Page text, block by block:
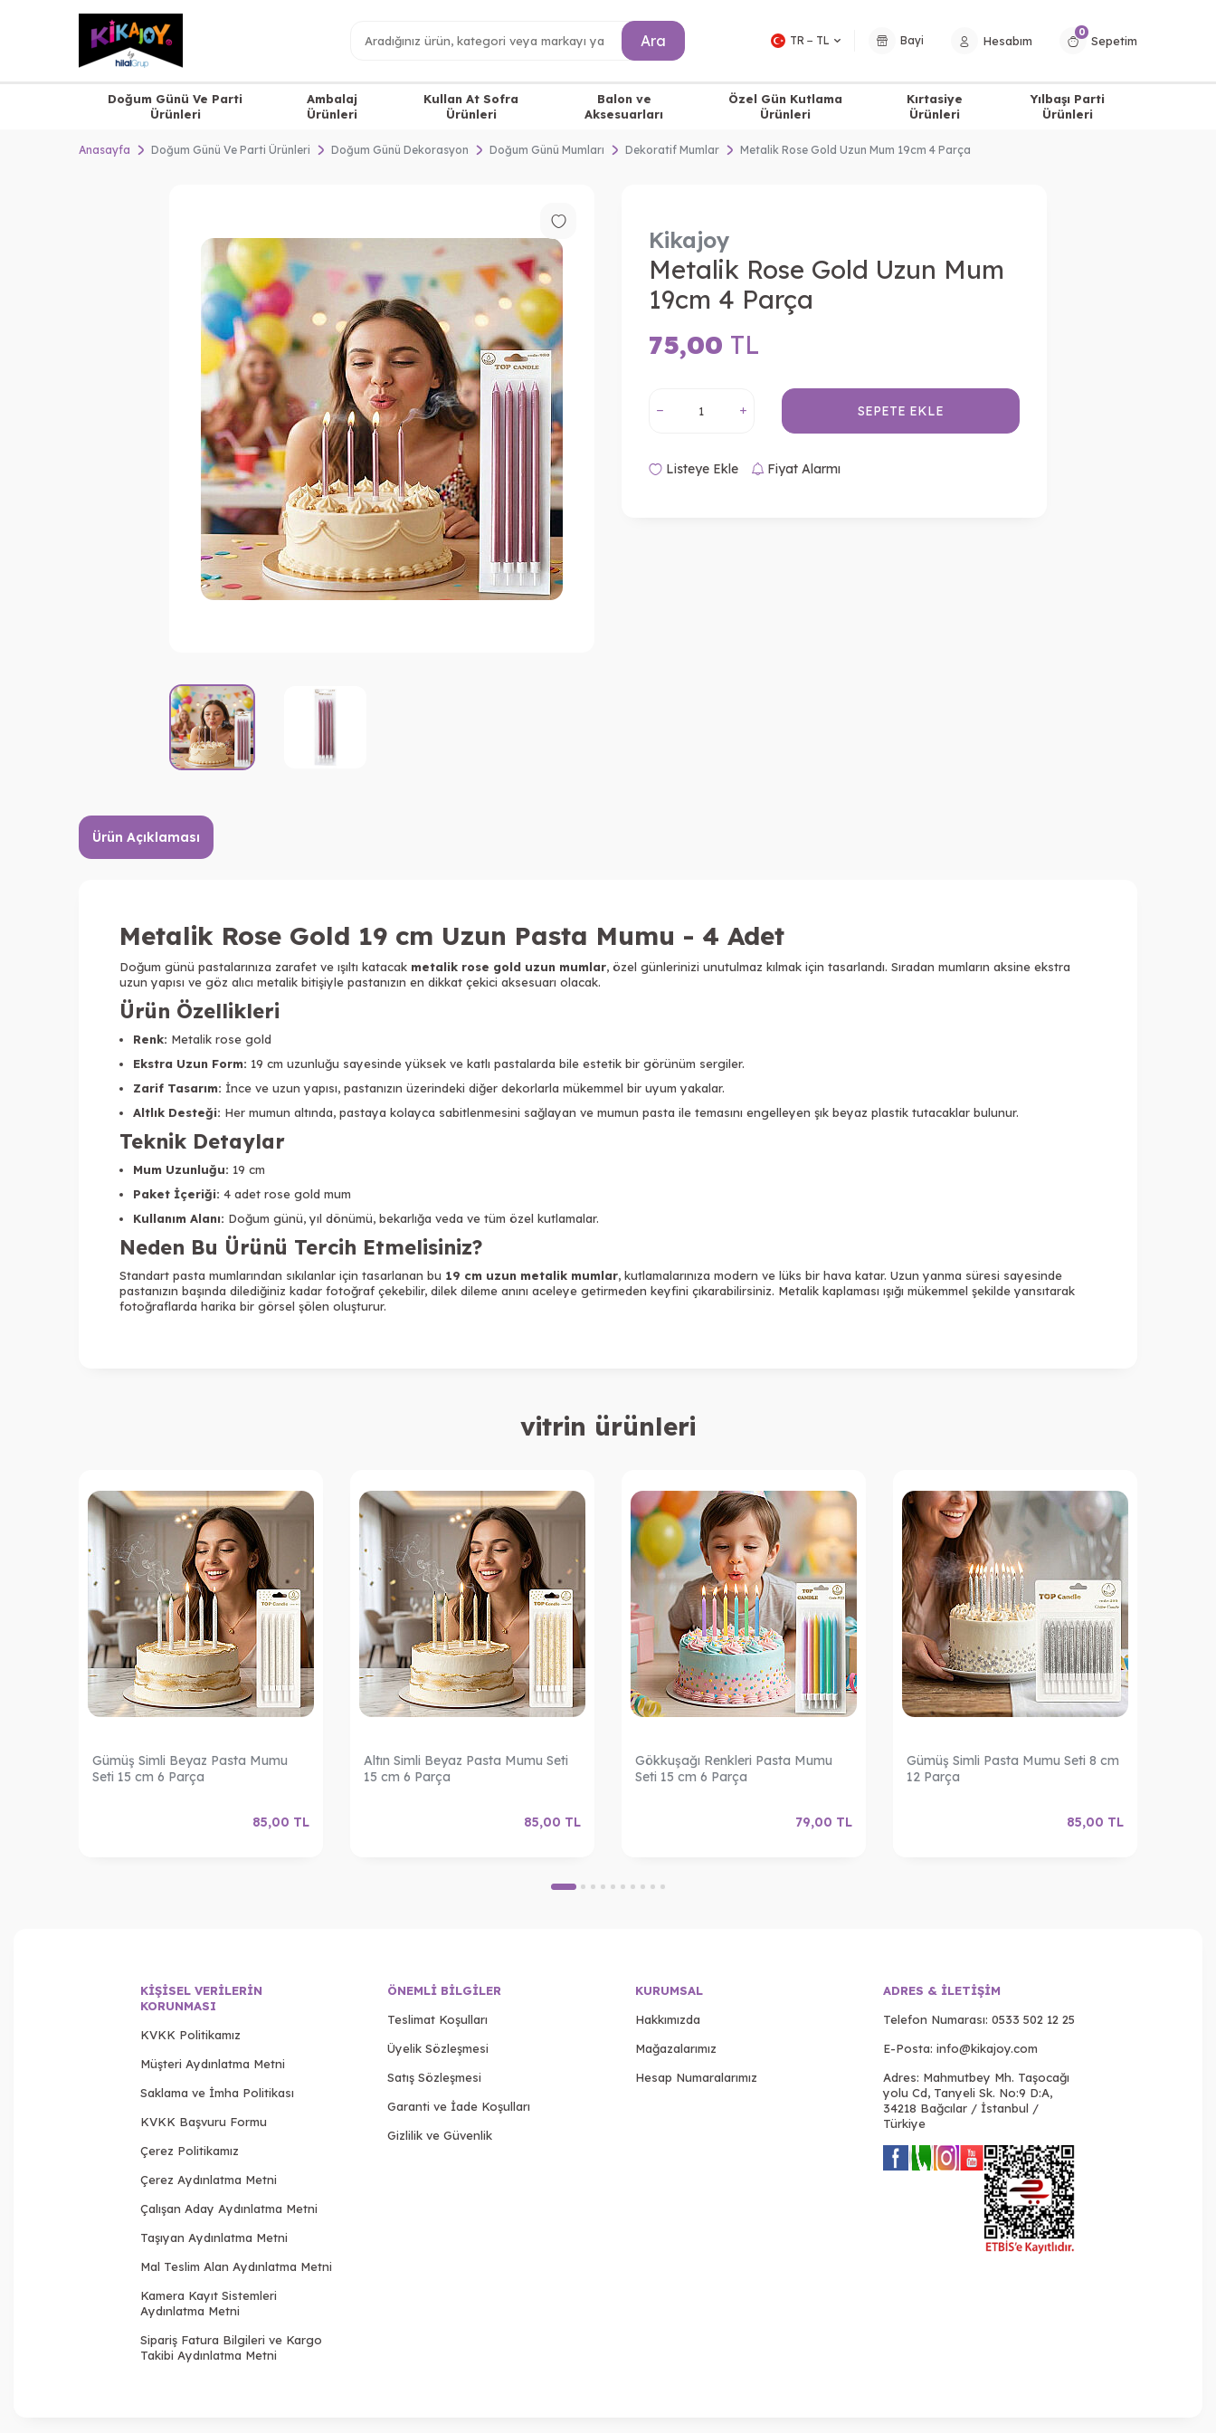
Ara TR − TL Bayi Hesabım
0
Sepetim
Doğum Günü Ve Parti
Ürünleri
Ambalaj
Ürünleri
Kullan At Sofra
Ürünleri
Balon ve
Aksesuarları
Özel Gün Kutlama
Ürünleri
Kırtasiye
Ürünleri
Yılbaşı Parti
Ürünleri
Anasayfa Doğum Günü Ve Parti Ürünleri Doğum Günü Dekorasyon Doğum Günü Mumları Dekoratif Mumlar Metalik Rose Gold Uzun Mum 19cm 4 Parça
Kikajoy
Metalik Rose Gold Uzun Mum
19cm 4 Parça
75,00 TL
SEPETE EKLE
Listeye Ekle Fiyat Alarmı
Ürün Açıklaması
Metalik Rose Gold 19 cm Uzun Pasta Mumu - 4 Adet
Doğum günü pastalarınıza zarafet ve ışıltı katacak metalik rose gold uzun mumlar, özel günlerinizi unutulmaz kılmak için tasarlandı. Sıradan mumların aksine ekstra
uzun yapısı ve göz alıcı metalik bitişiyle pastanızın en dikkat çekici aksesuarı olacak.
Ürün Özellikleri
Renk: Metalik rose gold
Ekstra Uzun Form: 19 cm uzunluğu sayesinde yüksek ve katlı pastalarda bile estetik bir görünüm sergiler.
Zarif Tasarım: İnce ve uzun yapısı, pastanızın üzerindeki diğer dekorlarla mükemmel bir uyum yakalar.
Altlık Desteği: Her mumun altında, pastaya kolayca sabitlenmesini sağlayan ve mumun pasta ile temasını engelleyen şık beyaz plastik tutacaklar bulunur.
Teknik Detaylar
Mum Uzunluğu: 19 cm
Paket İçeriği: 4 adet rose gold mum
Kullanım Alanı: Doğum günü, yıl dönümü, bekarlığa veda ve tüm özel kutlamalar.
Neden Bu Ürünü Tercih Etmelisiniz?
Standart pasta mumlarından sıkılanlar için tasarlanan bu 19 cm uzun metalik mumlar, kutlamalarınıza modern ve lüks bir hava katar. Uzun yanma süresi sayesinde
pastanızın başında dilediğiniz kadar fotoğraf çekebilir, dilek dileme anını aceleye getirmeden keyfini çıkarabilirsiniz. Metalik kaplaması ışığı mükemmel şekilde yansıtarak
fotoğraflarda harika bir görsel şölen oluşturur.
vitrin ürünleri
Gümüş Simli Beyaz Pasta Mumu
Seti 15 cm 6 Parça
85,00 TL
Altın Simli Beyaz Pasta Mumu Seti
15 cm 6 Parça
85,00 TL
Gökkuşağı Renkleri Pasta Mumu
Seti 15 cm 6 Parça
79,00 TL
Gümüş Simli Pasta Mumu Seti 8 cm
12 Parça
85,00 TL
KIŞISEL VERILERIN
KORUNMASI
KVKK Politikamız
Müşteri Aydınlatma Metni
Saklama ve İmha Politikası
KVKK Başvuru Formu
Çerez Politikamız
Çerez Aydınlatma Metni
Çalışan Aday Aydınlatma Metni
Taşıyan Aydınlatma Metni
Mal Teslim Alan Aydınlatma Metni
Kamera Kayıt Sistemleri
Aydınlatma Metni
Sipariş Fatura Bilgileri ve Kargo
Takibi Aydınlatma Metni
ÖNEMLI BILGILER
Teslimat Koşulları
Üyelik Sözleşmesi
Satış Sözleşmesi
Garanti ve İade Koşulları
Gizlilik ve Güvenlik
KURUMSAL
Hakkımızda
Mağazalarımız
Hesap Numaralarımız
ADRES & İLETIŞIM
Telefon Numarası: 0533 502 12 25
E-Posta: info@kikajoy.com
Adres: Mahmutbey Mh. Taşocağı
yolu Cd, Tanyeli Sk. No:9 D:A,
34218 Bağcılar / İstanbul /
Türkiye